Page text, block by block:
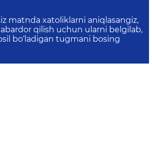
matnda xatoliklarni aniqlasangiz,
qilish uchun ularni belgilab,
bo‘ladigan tugmani bosing